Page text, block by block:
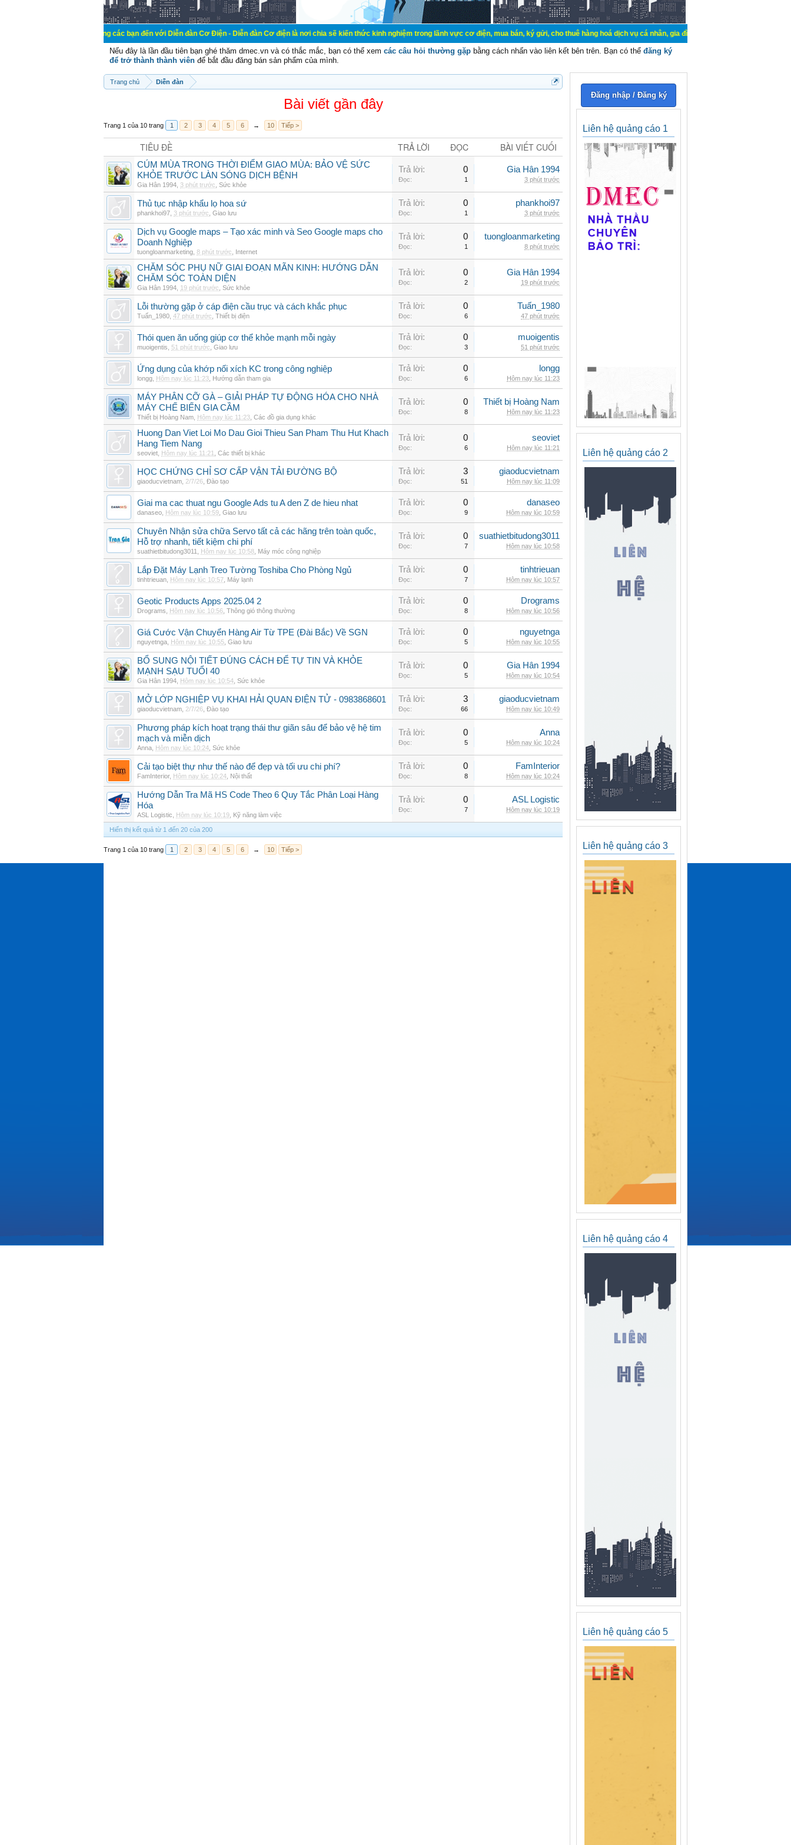
Chào mừng các bạn đến với Diễn đàn Cơ Điện - Diễn đàn Cơ điện là nơi chia sẽ kiến thức kinh nghiệm trong lãnh vực cơ điện, mua bán, ký gửi, cho thuê hàng hoá dịch vụ cá nhân, gia đình. Mua bán, ký gửi, cho thuê thiết bị
Nếu đây là lần đầu tiên bạn ghé thăm dmec.vn và có thắc mắc, bạn có thể xem các câu hỏi thường gặp bằng cách nhấn vào liên kết bên trên. Bạn có thể đăng ký
để trở thành thành viên để bắt đầu đăng bán sản phẩm của mình.
Trang chủ Diễn đàn
Bài viết gần đây
Trang 1 của 10 trang 1 2 3 4 5 6 → 10 Tiếp >
TIÊU ĐỀ TRẢ LỜI ĐỌC BÀI VIẾT CUỐI
CÚM MÙA TRONG THỜI ĐIỂM GIAO MÙA: BẢO VỆ SỨC
KHỎE TRƯỚC LÀN SÓNG DỊCH BỆNH
Gia Hân 1994 3 phút trước Sức khỏe
Trả lời: 0
Đọc: 1
Gia Hân 1994
3 phút trước
Thủ tục nhập khẩu lọ hoa sứ
phankhoi97 3 phút trước Giao lưu
Trả lời: 0
Đọc: 1
phankhoi97
3 phút trước
Dịch vụ Google maps – Tạo xác minh và Seo Google maps cho
Doanh Nghiệp
tuongloanmarketing 8 phút trước Internet
Trả lời: 0
Đọc: 1
tuongloanmarketing
8 phút trước
CHĂM SÓC PHỤ NỮ GIAI ĐOẠN MÃN KINH: HƯỚNG DẪN
CHĂM SÓC TOÀN DIỆN
Gia Hân 1994 19 phút trước Sức khỏe
Trả lời: 0
Đọc: 2
Gia Hân 1994
19 phút trước
Lỗi thường gặp ở cáp điện cầu trục và cách khắc phục
Tuấn_1980 47 phút trước Thiết bị điện
Trả lời: 0
Đọc: 6
Tuấn_1980
47 phút trước
Thói quen ăn uống giúp cơ thể khỏe mạnh mỗi ngày
muoigentis 51 phút trước Giao lưu
Trả lời: 0
Đọc: 3
muoigentis
51 phút trước
Ứng dụng của khớp nối xích KC trong công nghiệp
longg Hôm nay lúc 11:23 Hướng dẫn tham gia
Trả lời: 0
Đọc: 6
longg
Hôm nay lúc 11:23
MÁY PHÂN CỠ GÀ – GIẢI PHÁP TỰ ĐỘNG HÓA CHO NHÀ
MÁY CHẾ BIẾN GIA CẦM
Thiết bị Hoàng Nam Hôm nay lúc 11:23 Các đồ gia dụng khác
Trả lời: 0
Đọc: 8
Thiết bị Hoàng Nam
Hôm nay lúc 11:23
Huong Dan Viet Loi Mo Dau Gioi Thieu San Pham Thu Hut Khach
Hang Tiem Nang
seoviet Hôm nay lúc 11:21 Các thiết bị khác
Trả lời: 0
Đọc: 6
seoviet
Hôm nay lúc 11:21
HỌC CHỨNG CHỈ SƠ CẤP VẬN TẢI ĐƯỜNG BỘ
giaoducvietnam 2/7/26 Đào tạo
Trả lời: 3
Đọc: 51
giaoducvietnam
Hôm nay lúc 11:09
Giai ma cac thuat ngu Google Ads tu A den Z de hieu nhat
danaseo Hôm nay lúc 10:59 Giao lưu
Trả lời: 0
Đọc: 9
danaseo
Hôm nay lúc 10:59
Chuyên Nhận sửa chữa Servo tất cả các hãng trên toàn quốc,
Hỗ trợ nhanh, tiết kiệm chi phí
suathietbitudong3011 Hôm nay lúc 10:58 Máy móc công nghiệp
Trả lời: 0
Đọc: 7
suathietbitudong3011
Hôm nay lúc 10:58
Lắp Đặt Máy Lạnh Treo Tường Toshiba Cho Phòng Ngủ
tinhtrieuan Hôm nay lúc 10:57 Máy lạnh
Trả lời: 0
Đọc: 7
tinhtrieuan
Hôm nay lúc 10:57
Geotic Products Apps 2025.04 2
Drograms Hôm nay lúc 10:56 Thông gió thông thường
Trả lời: 0
Đọc: 8
Drograms
Hôm nay lúc 10:56
Giá Cước Vận Chuyển Hàng Air Từ TPE (Đài Bắc) Về SGN
nguyetnga Hôm nay lúc 10:55 Giao lưu
Trả lời: 0
Đọc: 5
nguyetnga
Hôm nay lúc 10:55
BỔ SUNG NỘI TIẾT ĐÚNG CÁCH ĐỂ TỰ TIN VÀ KHỎE
MẠNH SẠU TUỔI 40
Gia Hân 1994 Hôm nay lúc 10:54 Sức khỏe
Trả lời: 0
Đọc: 5
Gia Hân 1994
Hôm nay lúc 10:54
MỞ LỚP NGHIỆP VỤ KHAI HẢI QUAN ĐIỆN TỬ - 0983868601
giaoducvietnam 2/7/26 Đào tạo
Trả lời: 3
Đọc: 66
giaoducvietnam
Hôm nay lúc 10:49
Phương pháp kích hoạt trạng thái thư giãn sâu để bảo vệ hệ tim
mạch và miễn dịch
Anna Hôm nay lúc 10:24 Sức khỏe
Trả lời: 0
Đọc: 5
Anna
Hôm nay lúc 10:24
Cải tạo biệt thự như thế nào để đẹp và tối ưu chi phí?
FamInterior, Hôm nay lúc 10:24 Nội thất
Trả lời: 0
Đọc: 8
FamInterior
Hôm nay lúc 10:24
Hướng Dẫn Tra Mã HS Code Theo 6 Quy Tắc Phân Loại Hàng
Hóa
ASL Logistic Hôm nay lúc 10:19 Kỹ năng làm việc
Trả lời: 0
Đọc: 7
ASL Logistic
Hôm nay lúc 10:19
Hiển thị kết quả từ 1 đến 20 của 200
Trang 1 của 10 trang 1 2 3 4 5 6 → 10 Tiếp >
Đăng nhập / Đăng ký
Liên hệ quảng cáo 1
Liên hệ quảng cáo 2
Liên hệ quảng cáo 3
Liên hệ quảng cáo 4
Liên hệ quảng cáo 5